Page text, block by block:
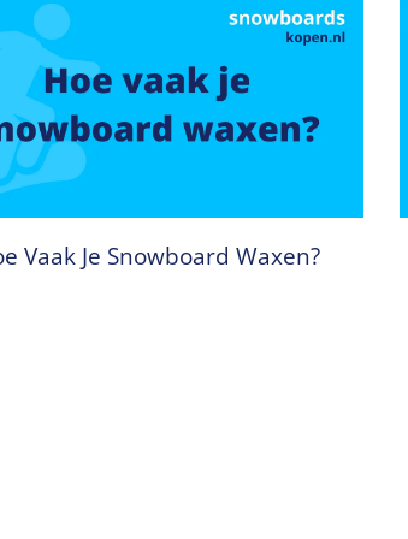
Vaak Je Snowboard Waxen?